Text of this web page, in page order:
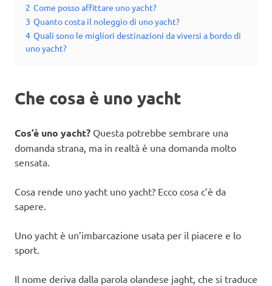
2 Come posso affittare uno yacht?
3 Quanto costa il noleggio di uno yacht?
4 Quali sono le migliori destinazioni da viversi a bordo di
uno yacht?
Che cosa è uno yacht
Cos’è uno yacht? Questa potrebbe sembrare una
domanda strana, ma in realtà è una domanda molto
sensata.
Cosa rende uno yacht uno yacht? Ecco cosa c’è da
sapere.
Uno yacht è un’imbarcazione usata per il piacere e lo
sport.
Il nome deriva dalla parola olandese jaght, che si traduce